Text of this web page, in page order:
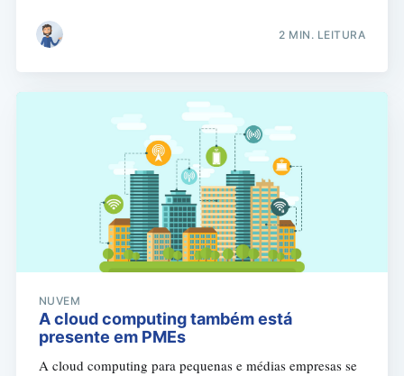
2 MIN. LEITURA
NUVEM
A cloud computing também está
presente em PMEs
A cloud computing para pequenas e médias empresas se